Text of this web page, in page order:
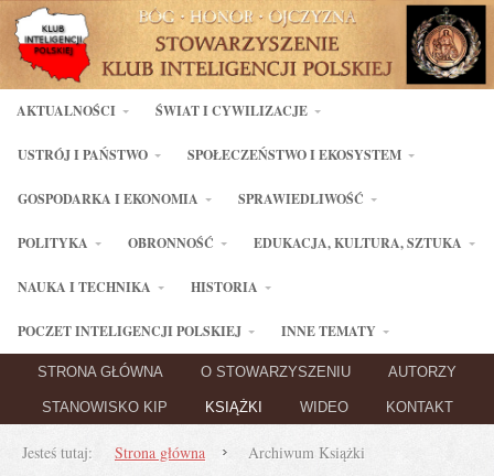
AKTUALNOŚCI ŚWIAT I CYWILIZACJE
USTRÓJ I PAŃSTWO SPOŁECZEŃSTWO I EKOSYSTEM
GOSPODARKA I EKONOMIA SPRAWIEDLIWOŚĆ
POLITYKA OBRONNOŚĆ EDUKACJA, KULTURA, SZTUKA
NAUKA I TECHNIKA HISTORIA
POCZET INTELIGENCJI POLSKIEJ INNE TEMATY
STRONA GŁÓWNA O STOWARZYSZENIU AUTORZY
STANOWISKO KIP KSIĄŻKI WIDEO KONTAKT
Jesteś tutaj: Strona główna Archiwum Książki